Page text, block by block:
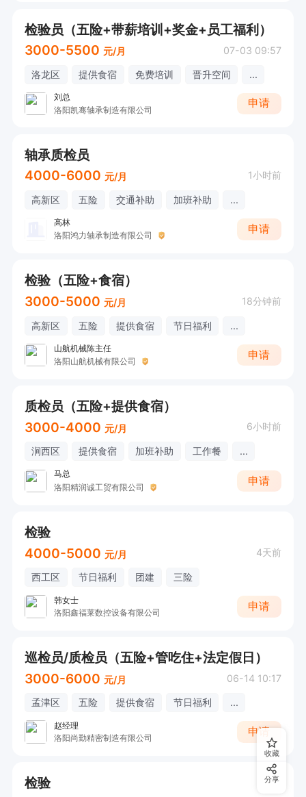
检验员（五险+带薪培训+奖金+员工福利）
3000-5500 元/月 07-03 09:57
洛龙区 提供食宿 免费培训 晋升空间 ...
刘总
洛阳凯骞轴承制造有限公司
申请
轴承质检员
4000-6000 元/月 1小时前
高新区 五险 交通补助 加班补助 ...
高林
洛阳鸿力轴承制造有限公司
申请
检验（五险+食宿）
3000-5000 元/月 18分钟前
高新区 五险 提供食宿 节日福利 ...
山航机械陈主任
洛阳山航机械有限公司
申请
质检员（五险+提供食宿）
3000-4000 元/月 6小时前
涧西区 提供食宿 加班补助 工作餐 ...
马总
洛阳精润诚工贸有限公司
申请
检验
4000-5000 元/月 4天前
西工区 节日福利 团建 三险
韩女士
洛阳鑫福莱数控设备有限公司
申请
巡检员/质检员（五险+管吃住+法定假日）
3000-6000 元/月 06-14 10:17
孟津区 五险 提供食宿 节日福利 ...
赵经理
洛阳尚勤精密制造有限公司
申请
检验
收藏
分享